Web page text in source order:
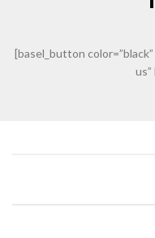
[basel_button